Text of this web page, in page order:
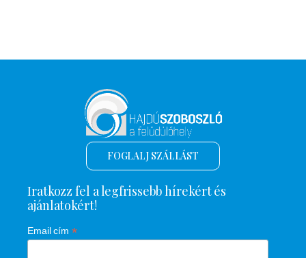
FOGLALJ SZÁLLÁST
Iratkozz fel a legfrissebb hírekért és
ajánlatokért!
Email cím *